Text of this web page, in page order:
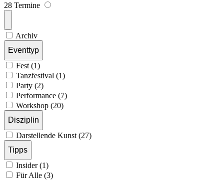
28 Termine
Archiv
Eventtyp
Fest (1)
Tanzfestival (1)
Party (2)
Performance (7)
Workshop (20)
Disziplin
Darstellende Kunst (27)
Tipps
Insider (1)
Für Alle (3)